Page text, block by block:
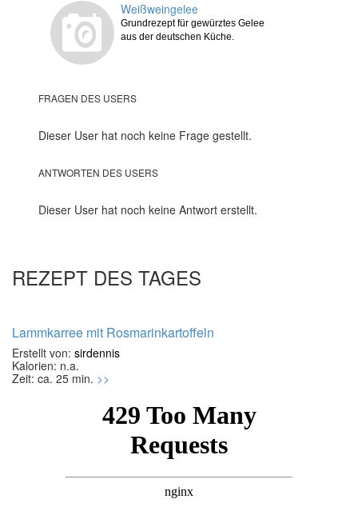
Weißweingelee
Grundrezept für gewürztes Gelee
aus der deutschen Küche.
FRAGEN DES USERS
Dieser User hat noch keine Frage gestellt.
ANTWORTEN DES USERS
Dieser User hat noch keine Antwort erstellt.
REZEPT DES TAGES
Lammkarree mit Rosmarinkartoffeln
Erstellt von: sirdennis
Kalorien: n.a.
Zeit: ca. 25 min. >>